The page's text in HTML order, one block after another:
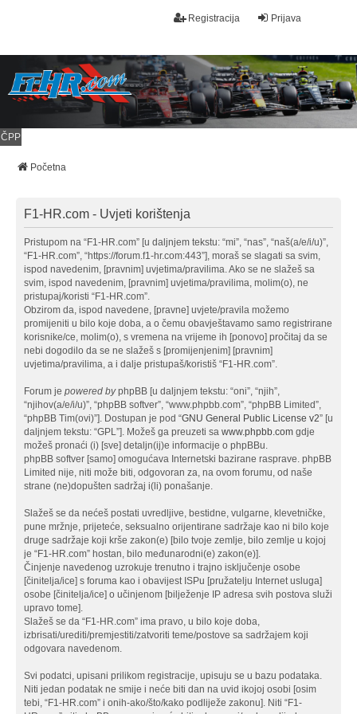
Prijava
Registracija
ČPP
Početna
F1-HR.com - Uvjeti korištenja
Pristupom na “F1-HR.com” [u daljnjem tekstu: “mi”, “nas”, “naš(a/e/i/u)”,
“F1-HR.com”, “https://forum.f1-hr.com:443”], moraš se slagati sa svim,
ispod navedenim, [pravnim] uvjetima/pravilima. Ako se ne slažeš sa
svim, ispod navedenim, [pravnim] uvjetima/pravilima, molim(o), ne
pristupaj/koristi “F1-HR.com”.
Obzirom da, ispod navedene, [pravne] uvjete/pravila možemo
promijeniti u bilo koje doba, a o čemu obavještavamo samo registrirane
korisnike/ce, molim(o), s vremena na vrijeme ih [ponovo] pročitaj da se
nebi dogodilo da se ne slažeš s [promijenjenim] [pravnim]
uvjetima/pravilima, a i dalje pristupaš/koristiš “F1-HR.com”.
Forum je powered byphpBB [u daljnjem tekstu: “oni”, “njih”,
“njihov(a/e/i/u)”, “phpBB softver”, “www.phpbb.com”, “phpBB Limited”,
“phpBB Tim(ovi)”]. Dostupan je pod “GNU General Public License v2” [u
daljnjem tekstu: “GPL”]. Možeš ga preuzeti sa www.phpbb.com gdje
možeš pronaći (i) [sve] detaljn(ij)e informacije o phpBBu.
phpBB softver [samo] omogućava Internetski bazirane rasprave. phpBB
Limited nije, niti može biti, odgovoran za, na ovom forumu, od naše
strane (ne)dopušten sadržaj i(li) ponašanje.
Slažeš se da nećeš postati uvredljive, bestidne, vulgarne, klevetničke,
pune mržnje, prijeteće, seksualno orijentirane sadržaje kao ni bilo koje
druge sadržaje koji krše zakon(e) [bilo tvoje zemlje, bilo zemlje u kojoj
je “F1-HR.com” hostan, bilo međunarodni(e) zakon(e)].
Činjenje navedenog uzrokuje trenutno i trajno isključenje osobe
[činitelja/ice] s foruma kao i obavijest ISPu [pružatelju Internet usluga]
osobe [činitelja/ice] o učinjenom [bilježenje IP adresa svih postova služi
upravo tome].
Slažeš se da “F1-HR.com” ima pravo, u bilo koje doba,
izbrisati/urediti/premjestiti/zatvoriti teme/postove sa sadržajem koji
odgovara navedenom.
Svi podatci, upisani prilikom registracije, upisuju se u bazu podataka.
Niti jedan podatak ne smije i neće biti dan na uvid ikojoj osobi [osim
tebi, “F1-HR.com” i onih-ako/što/kako podliježe zakonu]. Niti “F1-